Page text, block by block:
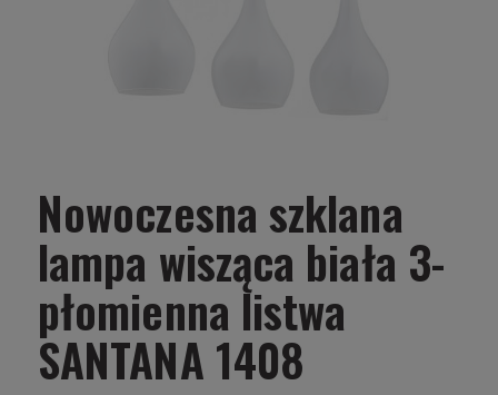
Nowoczesna szklana
lampa wisząca biała 3-
płomienna listwa
SANTANA 1408